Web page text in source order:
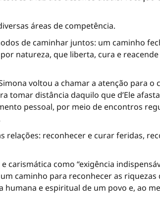
áreas de competência.
de caminhar juntos: um caminho
natureza, que liberta, cura e
voltou a chamar a atenção para o
distância daquilo que d’Ele
pessoal, por meio de encontros
relações: reconhecer e curar feridas,
como “exigência
caminho para reconhecer as riquezas
e espiritual de um povo e, ao